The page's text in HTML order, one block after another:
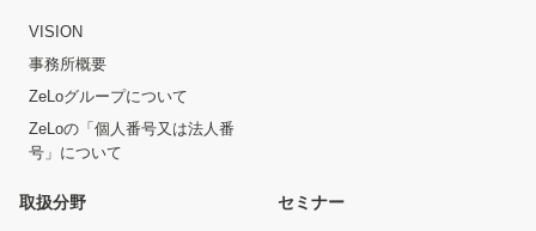
VISION
事務所概要
ZeLoグループについて
ZeLoの「個人番号又は法人番
号」について
取扱分野 セミナー